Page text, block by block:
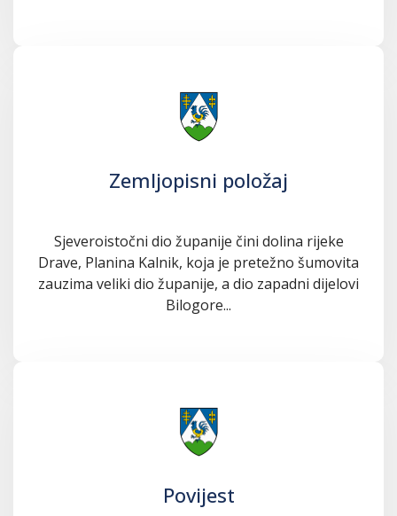
Zemljopisni položaj
Sjeveroistočni dio županije čini dolina rijeke
Drave, Planina Kalnik, koja je pretežno šumovita
zauzima veliki dio županije, a dio zapadni dijelovi
Bilogore...
Povijest